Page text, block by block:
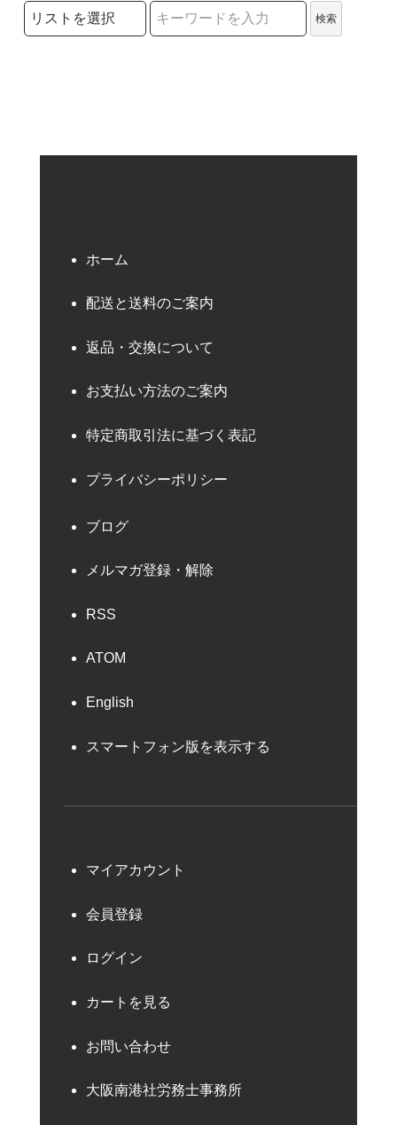
検索リストの選択
検索
ホーム
配送と送料のご案内
返品・交換について
お支払い方法のご案内
特定商取引法に基づく表記
プライバシーポリシー
ブログ
メルマガ登録・解除
RSS
ATOM
English
スマートフォン版を表示する
マイアカウント
会員登録
ログイン
カートを見る
お問い合わせ
大阪南港社労務士事務所